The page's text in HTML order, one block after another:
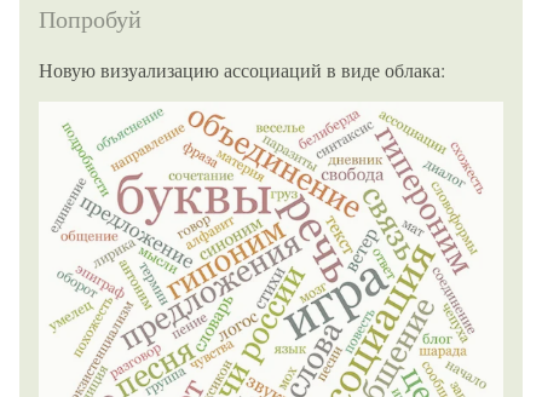
Попробуй
Новую визуализацию ассоциаций в виде облака: